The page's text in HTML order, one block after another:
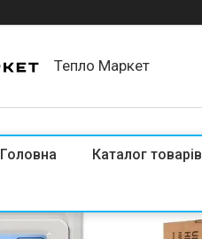
Тепло Маркет
Головна Каталог товарів